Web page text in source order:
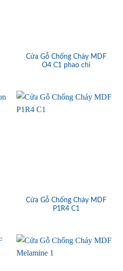
Cửa Gỗ Chống Cháy MDF
O4 C1 phao chi
Cửa Gỗ Chống Cháy MDF
P1R4 C1